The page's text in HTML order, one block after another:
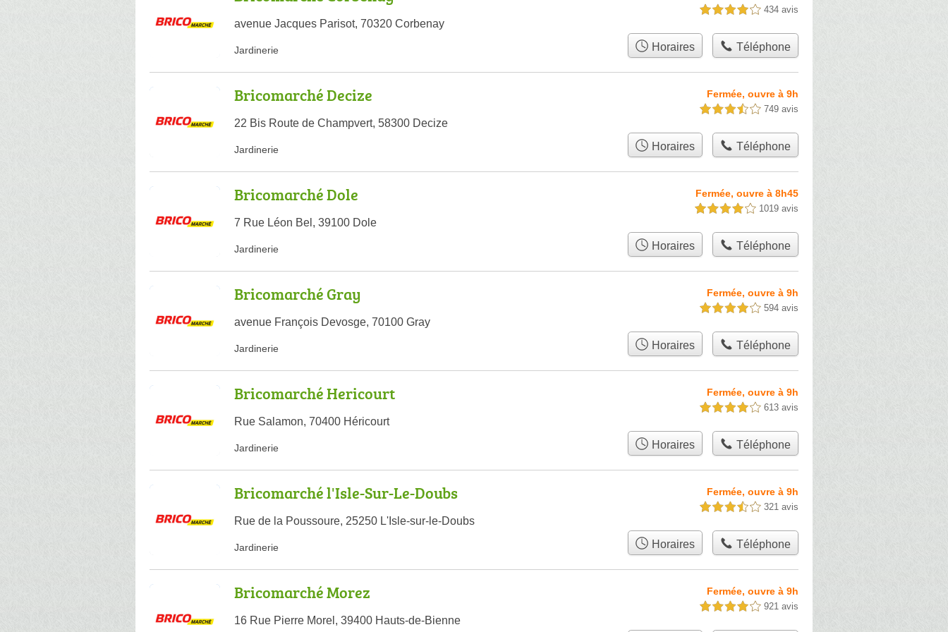
avenue Jacques Parisot, 70320 Corbenay
4,0 étoiles sur 5 434 avis
Jardinerie Horaires Téléphone
Bricomarché Decize
22 Bis Route de Champvert, 58300 Decize
Fermée, ouvre à 9h
3,5 étoiles sur 5 749 avis
Jardinerie Horaires Téléphone
Bricomarché Dole
7 Rue Léon Bel, 39100 Dole
Fermée, ouvre à 8h45
4,0 étoiles sur 5 1019 avis
Jardinerie Horaires Téléphone
Bricomarché Gray
avenue François Devosge, 70100 Gray
Fermée, ouvre à 9h
4,0 étoiles sur 5 594 avis
Jardinerie Horaires Téléphone
Bricomarché Hericourt
Rue Salamon, 70400 Héricourt
Fermée, ouvre à 9h
4,0 étoiles sur 5 613 avis
Jardinerie Horaires Téléphone
Bricomarché l'Isle-Sur-Le-Doubs
Rue de la Poussoure, 25250 L'Isle-sur-le-Doubs
Fermée, ouvre à 9h
3,5 étoiles sur 5 321 avis
Jardinerie Horaires Téléphone
Bricomarché Morez
16 Rue Pierre Morel, 39400 Hauts-de-Bienne
Fermée, ouvre à 9h
4,0 étoiles sur 5 921 avis